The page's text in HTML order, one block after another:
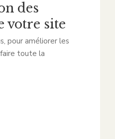
des
votre site
pour améliorer les
toute la